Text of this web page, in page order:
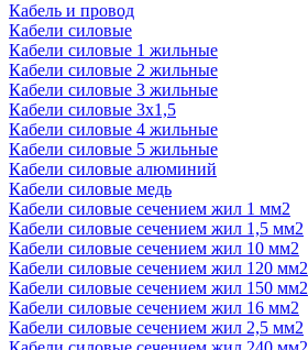
Кабель и провод
Кабели силовые
Кабели силовые 1 жильные
Кабели силовые 2 жильные
Кабели силовые 3 жильные
Кабели силовые 3х1,5
Кабели силовые 4 жильные
Кабели силовые 5 жильные
Кабели силовые алюминий
Кабели силовые медь
Кабели силовые сечением жил 1 мм2
Кабели силовые сечением жил 1,5 мм2
Кабели силовые сечением жил 10 мм2
Кабели силовые сечением жил 120 мм2
Кабели силовые сечением жил 150 мм2
Кабели силовые сечением жил 16 мм2
Кабели силовые сечением жил 2,5 мм2